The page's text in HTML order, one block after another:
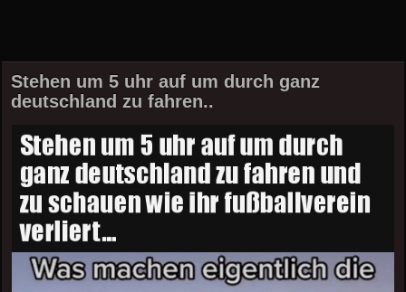
Stehen um 5 uhr auf um durch ganz
deutschland zu fahren..